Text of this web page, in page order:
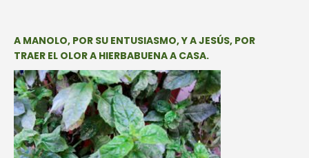
A MANOLO, POR SU ENTUSIASMO, Y A JESÚS, POR
TRAER EL OLOR A HIERBABUENA A CASA.